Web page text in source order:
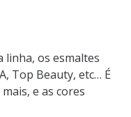
linha, os esmaltes
Top Beauty, etc… É
e as cores